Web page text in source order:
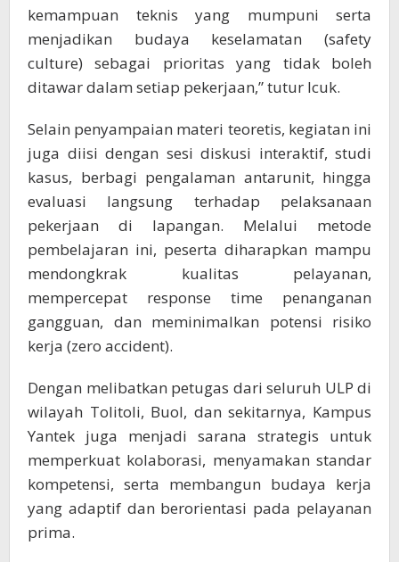
kemampuan teknis yang mumpuni serta
menjadikan budaya keselamatan (safety
culture) sebagai prioritas yang tidak boleh
ditawar dalam setiap pekerjaan,” tutur Icuk.
Selain penyampaian materi teoretis, kegiatan ini
juga diisi dengan sesi diskusi interaktif, studi
kasus, berbagi pengalaman antarunit, hingga
evaluasi langsung terhadap pelaksanaan
pekerjaan di lapangan. Melalui metode
pembelajaran ini, peserta diharapkan mampu
mendongkrak kualitas pelayanan,
mempercepat response time penanganan
gangguan, dan meminimalkan potensi risiko
kerja (zero accident).
Dengan melibatkan petugas dari seluruh ULP di
wilayah Tolitoli, Buol, dan sekitarnya, Kampus
Yantek juga menjadi sarana strategis untuk
memperkuat kolaborasi, menyamakan standar
kompetensi, serta membangun budaya kerja
yang adaptif dan berorientasi pada pelayanan
prima.